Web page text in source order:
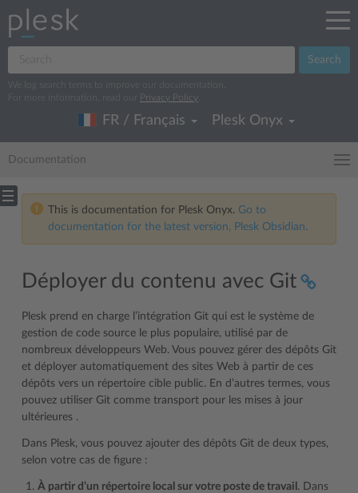
Search
We log search terms to improve our documentation.
For more information, read our
Privacy Policy
FR / Français Plesk Onyx
Documentation
This is documentation for Plesk Onyx. Go to
documentation for the latest version, Plesk Obsidian.
Déployer du contenu avec Git
Plesk prend en charge l’intégration Git qui est le système de
gestion de code source le plus populaire, utilisé par de
nombreux développeurs Web. Vous pouvez gérer des dépôts Git
et déployer automatiquement des sites Web à partir de ces
dépôts vers un répertoire cible public. En d’autres termes, vous
pouvez utiliser Git comme transport pour les mises à jour
ultérieures .
Dans Plesk, vous pouvez ajouter des dépôts Git de deux types,
selon votre cas de figure :
À partir d’un répertoire local sur votre poste de travail . Dans